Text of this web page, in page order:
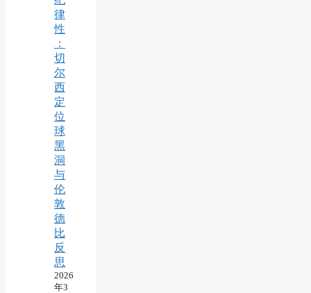
律
性
：
切
尔
西
定
位
球
黑
洞
与
伦
敦
德
比
反
思
2026
年3